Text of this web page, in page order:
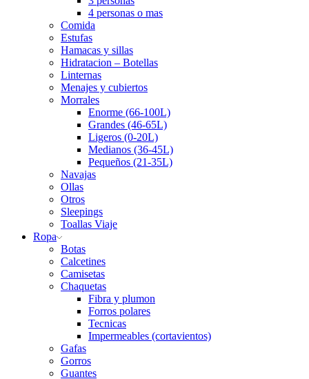
4 personas o mas
Comida
Estufas
Hamacas y sillas
Hidratacion – Botellas
Linternas
Menajes y cubiertos
Morrales
Enorme (66-100L)
Grandes (46-65L)
Ligeros (0-20L)
Medianos (36-45L)
Pequeños (21-35L)
Navajas
Ollas
Otros
Sleepings
Toallas Viaje
Ropa
Botas
Calcetines
Camisetas
Chaquetas
Fibra y plumon
Forros polares
Tecnicas
Impermeables (cortavientos)
Gafas
Gorros
Guantes